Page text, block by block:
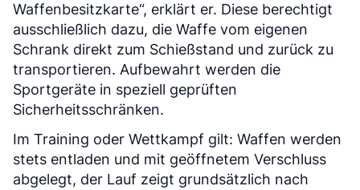
Waffenbesitzkarte“, erklärt er. Diese berechtigt
ausschließlich dazu, die Waffe vom eigenen
Schrank direkt zum Schießstand und zurück zu
transportieren. Aufbewahrt werden die
Sportgeräte in speziell geprüften
Sicherheitsschränken.
Im Training oder Wettkampf gilt: Waffen werden
stets entladen und mit geöffnetem Verschluss
abgelegt, der Lauf zeigt grundsätzlich nach